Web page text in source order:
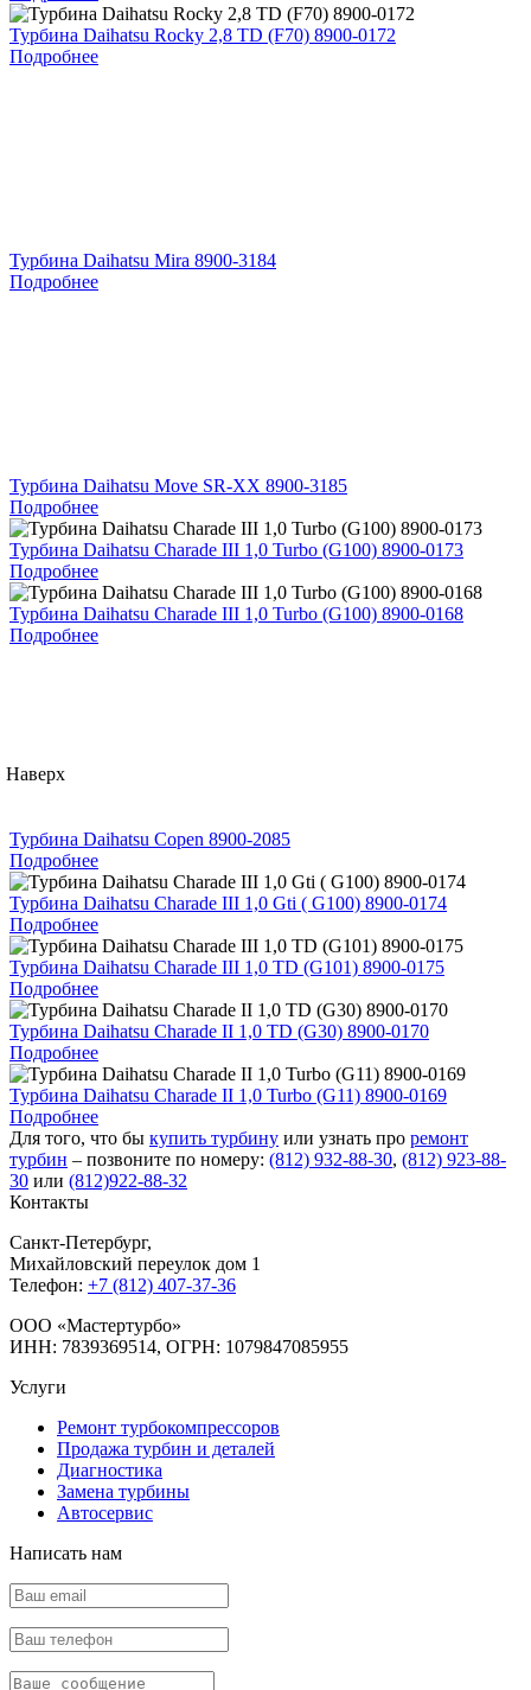
Турбина Daihatsu Rocky 2,8 TD (F70) 8900-0172
Подробнее
Турбина Daihatsu Mira 8900-3184
Подробнее
Турбина Daihatsu Move SR-XX 8900-3185
Подробнее
Турбина Daihatsu Charade III 1,0 Turbo (G100) 8900-0173
Подробнее
Турбина Daihatsu Charade III 1,0 Turbo (G100) 8900-0168
Подробнее
Турбина Daihatsu Copen 8900-2085
Подробнее
Турбина Daihatsu Charade III 1,0 Gti ( G100) 8900-0174
Подробнее
Турбина Daihatsu Charade III 1,0 TD (G101) 8900-0175
Подробнее
Турбина Daihatsu Charade II 1,0 TD (G30) 8900-0170
Подробнее
Турбина Daihatsu Charade II 1,0 Turbo (G11) 8900-0169
Подробнее
Для того, что бы купить турбину или узнать про ремонт
турбин – позвоните по номеру: (812) 932-88-30, (812) 923-88-
30 или (812)922-88-32
Контакты
Санкт-Петербург,
Михайловский переулок дом 1
Телефон: +7 (812) 407-37-36
OOO «Мастертурбо»
ИНН: 7839369514, ОГРН: 1079847085955
Услуги
Ремонт турбокомпрессоров
Продажа турбин и деталей
Диагностика
Замена турбины
Автосервис
Написать нам
Наверх